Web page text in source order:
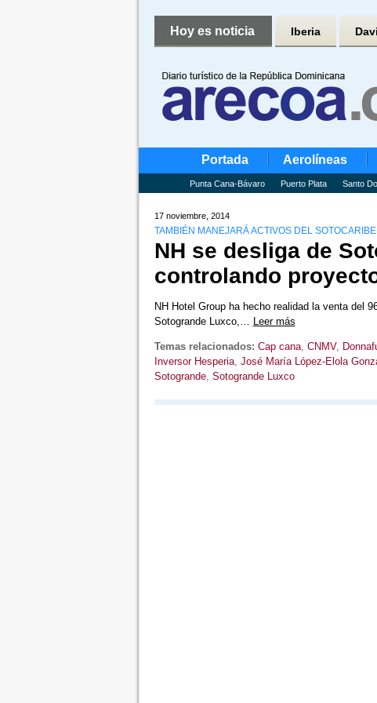
Hoy es noticia Iberia
Portada Aerolíneas
Punta Cana-Bávaro Puerto Plata Santo
17 noviembre, 2014
TAMBIÉN MANEJARÁ ACTIVOS DEL
NH se desliga de
controlando
NH Hotel Group ha hecho realidad la venta del
Sotogrande Luxco,… Leer más
Temas relacionados: Cap cana, CNMV,
Inversor Hesperia, José María López-Elola
Sotogrande, Sotogrande Luxco